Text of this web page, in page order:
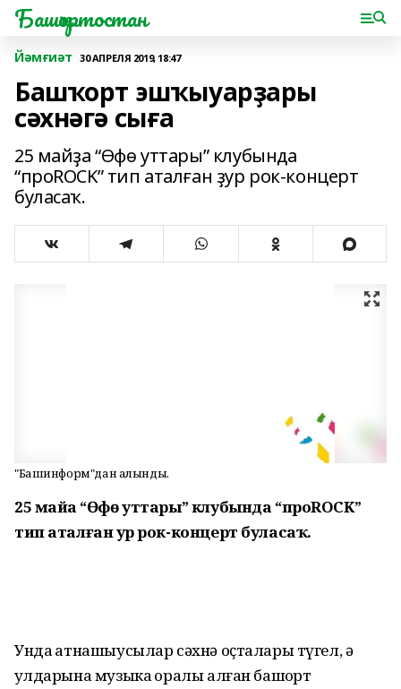
Башҡортостан
Йәмғиәт 30 АПРЕЛЯ 2019, 18:47
Башҡорт эшҡыуарҙары
сәхнәгә сыға
25 майҙа “Өфө уттары” клубында
“проROCK” тип аталған ҙур рок-концерт
буласаҡ.
"Башинформ"дан алынды.
25 майҙа “Өфө уттары” клубында “проROCK”
тип аталған ҙур рок-концерт буласаҡ.
Унда ҡатнашыусылар сәхнә оҫталары түгел, ә
ҡулдарына музыка ҡоралы алған башҡорт